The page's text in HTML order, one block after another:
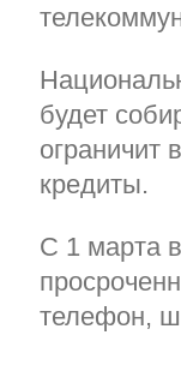
будет
ограничит
кредиты.
С 1 марта
телефон,